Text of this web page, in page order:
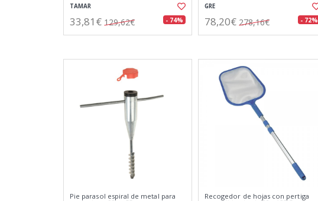
TAMAR
33,81€ 129,62€ - 74%
GRE
78,20€ 278,16€ - 72%
Pie parasol espiral de metal para
Recogedor de hojas con pertiga